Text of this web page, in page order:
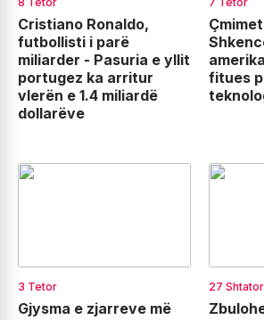
Cristiano Ronaldo,
futbollisti i parë
miliarder - Pasuria e yllit
portugez ka arritur
vlerën e 1.4 miliardë
dollarëve
fitues
3 Tetor
Gjysma e zjarreve më
27 Shtator